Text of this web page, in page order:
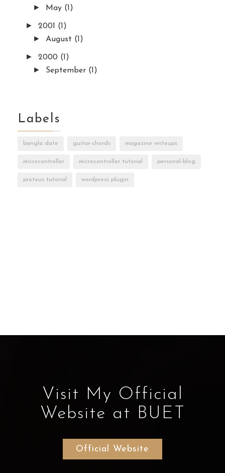
►
May (1)
► 2001 (1)
►
August (1)
► 2000 (1)
►
September (1)
Labels
bangla date guitar-chords magazine writeups
microcontroller microcontroller tutorial personal-blog
proteus tutorial wordpress plugin
Visit My Official
Website at BUET
Official Website